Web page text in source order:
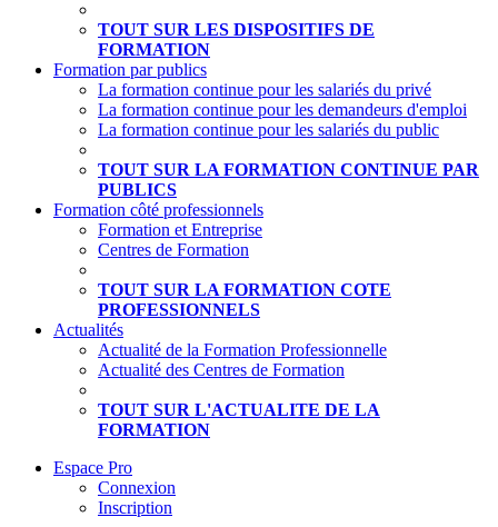
TOUT SUR LES DISPOSITIFS DE
FORMATION
Formation par publics
La formation continue pour les salariés du privé
La formation continue pour les demandeurs d'emploi
La formation continue pour les salariés du public
TOUT SUR LA FORMATION CONTINUE PAR
PUBLICS
Formation côté professionnels
Formation et Entreprise
Centres de Formation
TOUT SUR LA FORMATION COTE
PROFESSIONNELS
Actualités
Actualité de la Formation Professionnelle
Actualité des Centres de Formation
TOUT SUR L'ACTUALITE DE LA
FORMATION
Espace Pro
Connexion
Inscription